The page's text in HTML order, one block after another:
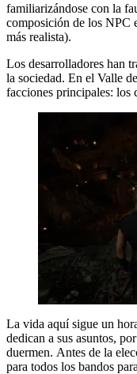
familiarizándose con la
composición de los NPC
más realista).
Los desarrolladores han
la sociedad. En el Valle
facciones principales: los
La vida aquí sigue un
dedican a sus asuntos,
duermen. Antes de la
para todos los bandos